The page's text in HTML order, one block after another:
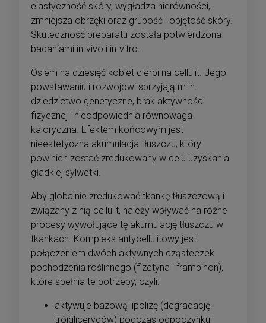
elastyczność skóry, wygładza nierówności,
zmniejsza obrzęki oraz grubość i objętość skóry.
Skuteczność preparatu została potwierdzona
badaniami in-vivo i in-vitro.
Osiem na dziesięć kobiet cierpi na cellulit. Jego
powstawaniu i rozwojowi sprzyjają m.in.
dziedzictwo genetyczne, brak aktywności
fizycznej i nieodpowiednia równowaga
kaloryczna. Efektem końcowym jest
nieestetyczna akumulacja tłuszczu, który
powinien zostać zredukowany w celu uzyskania
gładkiej sylwetki.
Aby globalnie zredukować tkankę tłuszczową i
związany z nią cellulit, należy wpływać na różne
procesy wywołujące tę akumulację tłuszczu w
tkankach. Kompleks antycellulitowy jest
połączeniem dwóch aktywnych cząsteczek
pochodzenia roślinnego (fizetyna i frambinon),
które spełnia te potrzeby, czyli:
aktywuje bazową lipolizę (degradację
trójglicerydów) podczas odpoczynku;